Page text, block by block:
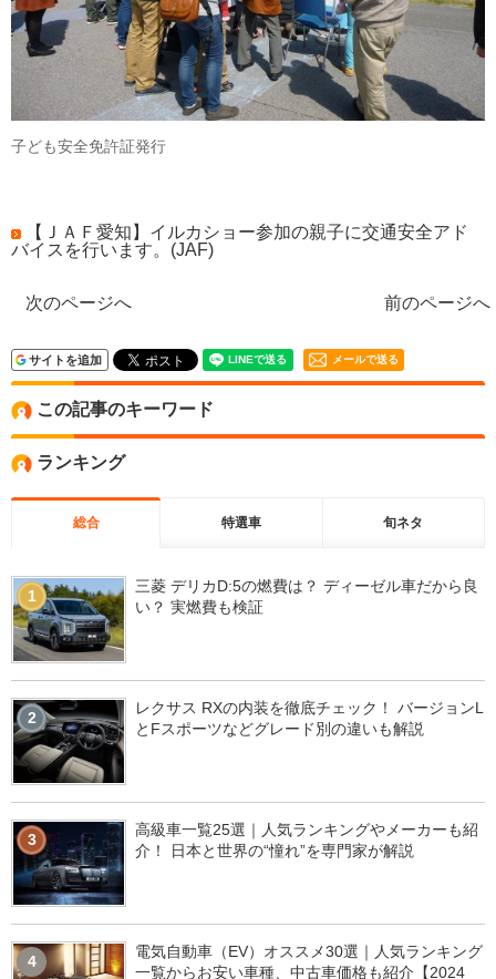
子ども安全免許証発行
【ＪＡＦ愛知】イルカショー参加の親子に交通安全アド
バイスを行います。(JAF)
次のページへ 前のページへ
サイトを追加 メールで送る
この記事のキーワード
ランキング
総合 特選車 旬ネタ
1
三菱 デリカD:5の燃費は？ ディーゼル車だから良
い？ 実燃費も検証
2
レクサス RXの内装を徹底チェック！ バージョンL
とFスポーツなどグレード別の違いも解説
3
高級車一覧25選｜人気ランキングやメーカーも紹
介！ 日本と世界の“憧れ”を専門家が解説
4
電気自動車（EV）オススメ30選｜人気ランキング
一覧からお安い車種、中古車価格も紹介【2024